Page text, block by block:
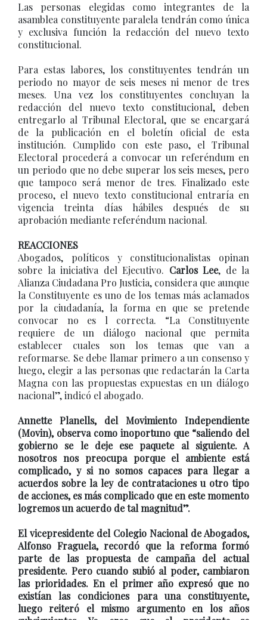
Las personas elegidas como integrantes de la
asamblea constituyente paralela tendrán como única
y exclusiva función la redacción del nuevo texto
constitucional.
Para estas labores, los constituyentes tendrán un
periodo no mayor de seis meses ni menor de tres
meses. Una vez los constituyentes concluyan la
redacción del nuevo texto constitucional, deben
entregarlo al Tribunal Electoral, que se encargará
de la publicación en el boletín oficial de esta
institución. Cumplido con este paso, el Tribunal
Electoral procederá a convocar un referéndum en
un periodo que no debe superar los seis meses, pero
que tampoco será menor de tres. Finalizado este
proceso, el nuevo texto constitucional entraría en
vigencia treinta días hábiles después de su
aprobación mediante referéndum nacional.
REACCIONES
Abogados, políticos y constitucionalistas opinan
sobre la iniciativa del Ejecutivo. Carlos Lee, de la
Alianza Ciudadana Pro Justicia, considera que aunque
la Constituyente es uno de los temas más aclamados
por la ciudadanía, la forma en que se pretende
convocar no es l correcta. “La Constituyente
requiere de un diálogo nacional que permita
establecer cuales son los temas que van a
reformarse. Se debe llamar primero a un consenso y
luego, elegir a las personas que redactarán la Carta
Magna con las propuestas expuestas en un diálogo
nacional”, indicó el abogado.
Annette Planells, del Movimiento Independiente
(Movin), observa como inoportuno que “saliendo del
gobierno se le deje ese paquete al siguiente. A
nosotros nos preocupa porque el ambiente está
complicado, y si no somos capaces para llegar a
acuerdos sobre la ley de contrataciones u otro tipo
de acciones, es más complicado que en este momento
logremos un acuerdo de tal magnitud”.
El vicepresidente del Colegio Nacional de Abogados,
Alfonso Fraguela, recordó que la reforma formó
parte de las propuesta de campaña del actual
presidente. Pero cuando subió al poder, cambiaron
las prioridades. En el primer año expresó que no
existían las condiciones para una constituyente,
luego reiteró el mismo argumento en los años